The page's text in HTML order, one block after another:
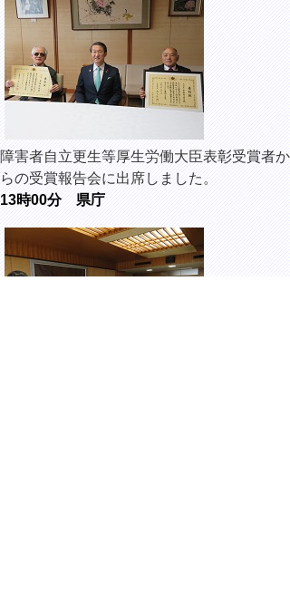
障害者自立更生等厚生労働大臣表彰受賞者か
らの受賞報告会に出席しました。
13時00分 県庁